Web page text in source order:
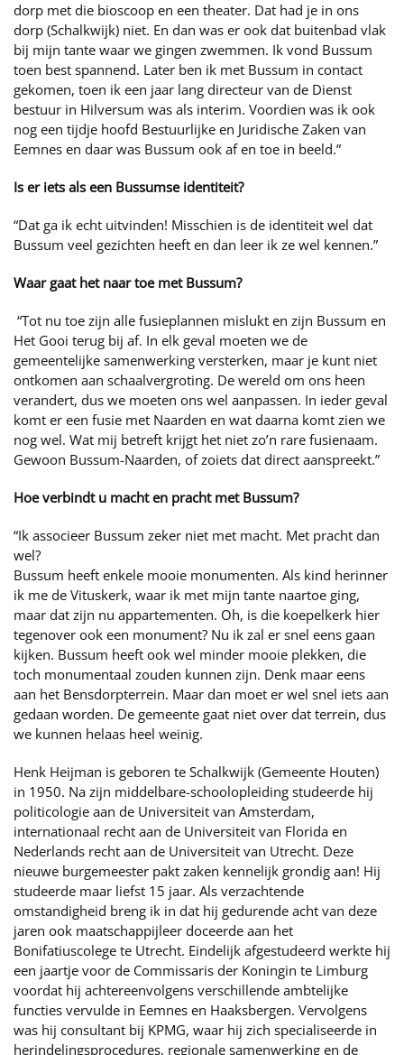
dorp met die bioscoop en een theater. Dat had je in ons
dorp (Schalkwijk) niet. En dan was er ook dat buitenbad vlak
bij mijn tante waar we gingen zwemmen. Ik vond Bussum
toen best spannend. Later ben ik met Bussum in contact
gekomen, toen ik een jaar lang directeur van de Dienst
bestuur in Hilversum was als interim. Voordien was ik ook
nog een tijdje hoofd Bestuurlijke en Juridische Zaken van
Eemnes en daar was Bussum ook af en toe in beeld.”
Is er iets als een Bussumse identiteit?
“Dat ga ik echt uitvinden! Misschien is de identiteit wel dat
Bussum veel gezichten heeft en dan leer ik ze wel kennen.”
Waar gaat het naar toe met Bussum?
“Tot nu toe zijn alle fusieplannen mislukt en zijn Bussum en
Het Gooi terug bij af. In elk geval moeten we de
gemeentelijke samenwerking versterken, maar je kunt niet
ontkomen aan schaalvergroting. De wereld om ons heen
verandert, dus we moeten ons wel aanpassen. In ieder geval
komt er een fusie met Naarden en wat daarna komt zien we
nog wel. Wat mij betreft krijgt het niet zo’n rare fusienaam.
Gewoon Bussum-Naarden, of zoiets dat direct aanspreekt.”
Hoe verbindt u macht en pracht met Bussum?
“Ik associeer Bussum zeker niet met macht. Met pracht dan
wel?
Bussum heeft enkele mooie monumenten. Als kind herinner
ik me de Vituskerk, waar ik met mijn tante naartoe ging,
maar dat zijn nu appartementen. Oh, is die koepelkerk hier
tegenover ook een monument? Nu ik zal er snel eens gaan
kijken. Bussum heeft ook wel minder mooie plekken, die
toch monumentaal zouden kunnen zijn. Denk maar eens
aan het Bensdorpterrein. Maar dan moet er wel snel iets aan
gedaan worden. De gemeente gaat niet over dat terrein, dus
we kunnen helaas heel weinig.
Henk Heijman is geboren te Schalkwijk (Gemeente Houten)
in 1950. Na zijn middelbare-schoolopleiding studeerde hij
politicologie aan de Universiteit van Amsterdam,
internationaal recht aan de Universiteit van Florida en
Nederlands recht aan de Universiteit van Utrecht. Deze
nieuwe burgemeester pakt zaken kennelijk grondig aan! Hij
studeerde maar liefst 15 jaar. Als verzachtende
omstandigheid breng ik in dat hij gedurende acht van deze
jaren ook maatschappijleer doceerde aan het
Bonifatiuscolege te Utrecht. Eindelijk afgestudeerd werkte hij
een jaartje voor de Commissaris der Koningin te Limburg
voordat hij achtereenvolgens verschillende ambtelijke
functies vervulde in Eemnes en Haaksbergen. Vervolgens
was hij consultant bij KPMG, waar hij zich specialiseerde in
herindelingsprocedures, regionale samenwerking en de